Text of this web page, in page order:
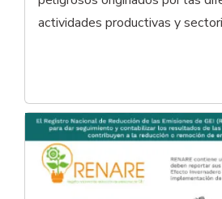
actividades productivas y